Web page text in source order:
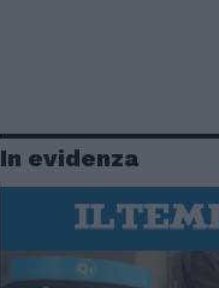
In evidenza